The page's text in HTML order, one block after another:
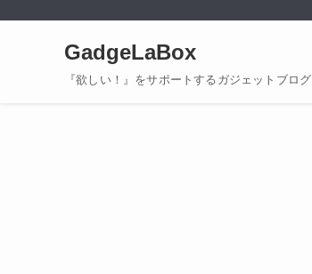
GadgeLaBox
『欲しい！』をサポートするガジェットブログ